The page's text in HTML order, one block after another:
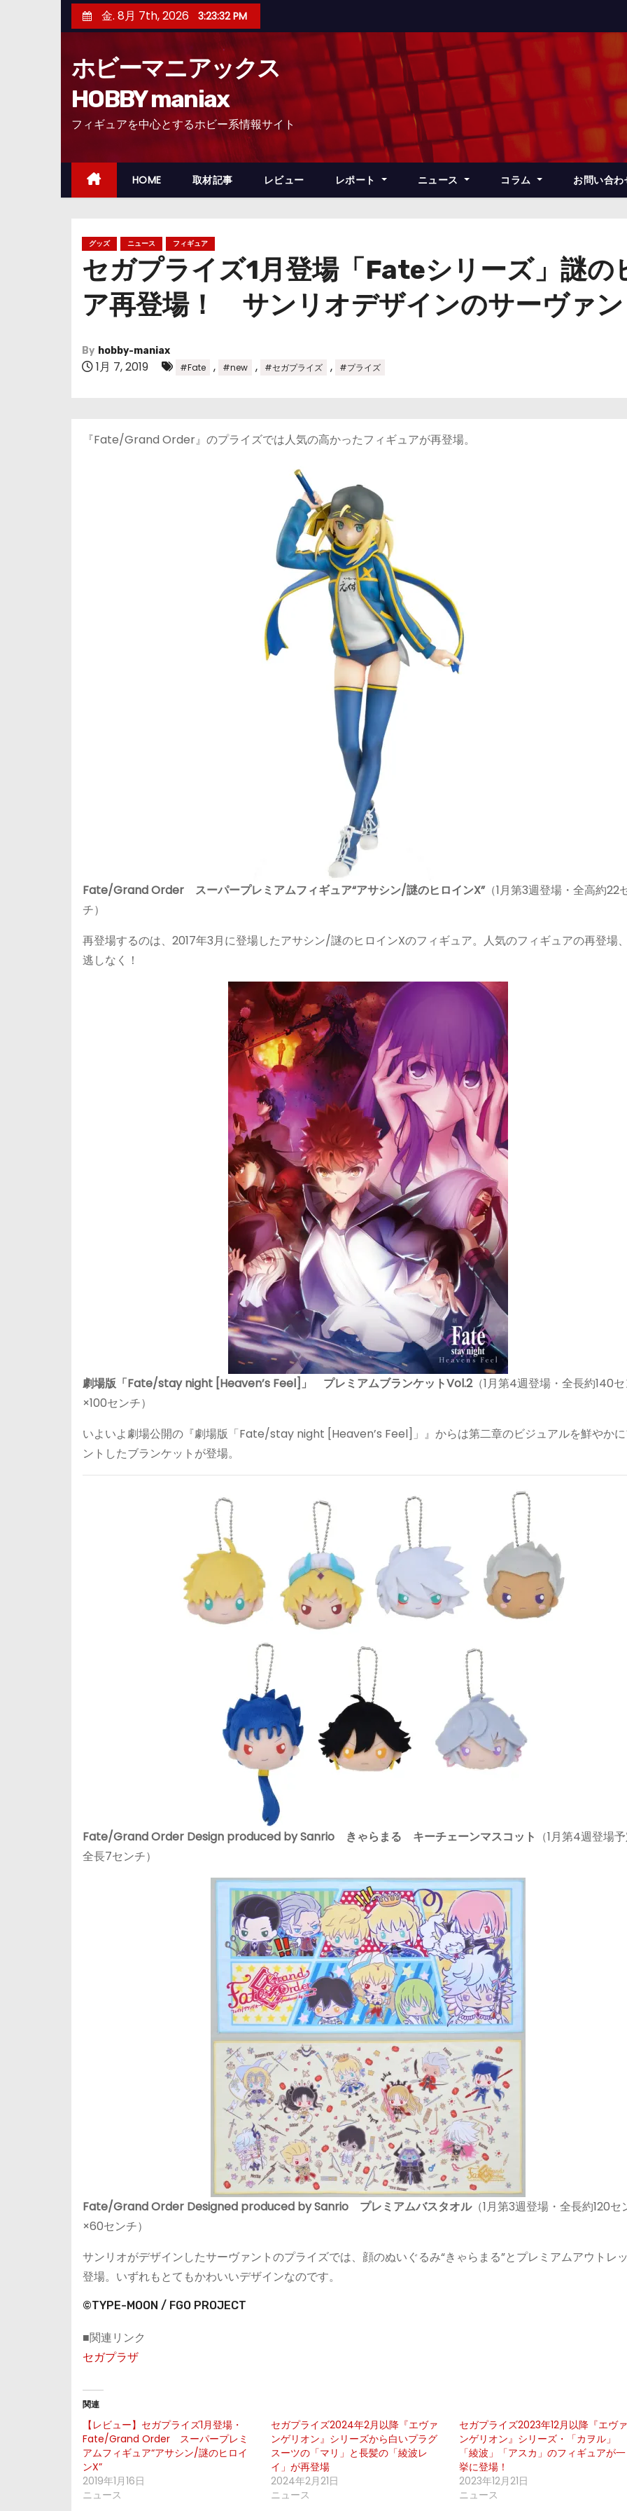
ン
ッ
金. 8月 7th, 2026 3:23:34 PM
ホビーマニアックス
HOBBY maniax
フィギュアを中心とするホビー系情報サイト
HOME 取材記事 レビュー レポート ニュース コラム お問い合わ
グッズ ニュース フィギュア
セガプライズ1月登場「Fateシリーズ」謎の
ア再登場！ サンリオデザインのサーヴァ
By hobby-maniax
1月 7, 2019 #Fate , #new , #セガプライズ , #プライズ
『Fate/Grand Order』のプライズでは人気の高かったフィギュアが再登場。
Fate/Grand Order スーパープレミアムフィギュア“アサシン/謎のヒロインX”（1月第3週登場・全高約22
チ）
再登場するのは、2017年3月に登場したアサシン/謎のヒロインXのフィギュア。人気のフィギュアの再登場
逃しなく！
劇場版「Fate/stay night [Heaven’s Feel]」 プレミアムブランケットVol.2（1月第4週登場・全長約140
×100センチ）
いよいよ劇場公開の『劇場版「Fate/stay night [Heaven’s Feel]」』からは第二章のビジュアルを鮮やか
ントしたブランケットが登場。
Fate/Grand Order Design produced by Sanrio きゃらまる キーチェーンマスコット （1月第4週登場
全長7センチ）
Fate/Grand Order Designed produced by Sanrio プレミアムバスタオル（1月第3週登場・全長約120セ
×60センチ）
サンリオがデザインしたサーヴァントのプライズでは、顔のぬいぐるみ“きゃらまる”とプレミアムアウトレ
登場。いずれもとてもかわいいデザインなのです。
©TYPE-MOON / FGO PROJECT
■関連リンク
セガプラザ
関連
【レビュー】セガプライズ1月登場・
Fate/Grand Order スーパープレミ
アムフィギュア“アサシン/謎のヒロイ
ンX”
2019年1月16日
ニュース
セガプライズ2024年2月以降『エヴァ
ンゲリオン』シリーズから白いプラグ
スーツの「マリ」と長髪の「綾波レ
イ」が再登場
2024年2月21日
ニュース
セガプライズ2023年12月以降『エヴ
ンゲリオン』シリーズ・「カヲル」
「綾波」「アスカ」のフィギュアが一
挙に登場！
2023年12月21日
ニュース